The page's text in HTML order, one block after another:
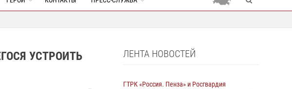
УСТРОИТЬ
ЛЕНТА НОВОСТЕЙ
ГТРК «Россия. Пенза» и Росгвардия